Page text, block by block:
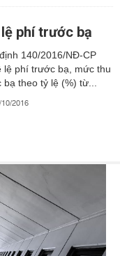
phí trước bạ
140/2016/NĐ-CP
lệ phí trước bạ, mức thu
theo tỷ lệ (%) từ...
2016